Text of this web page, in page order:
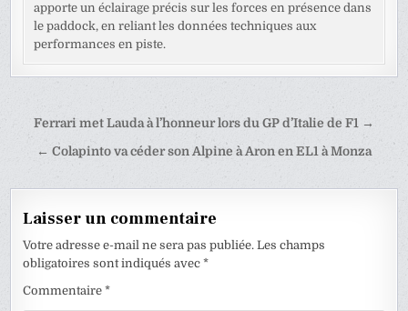
apporte un éclairage précis sur les forces en présence dans
le paddock, en reliant les données techniques aux
performances en piste.
Navigation
Ferrari met Lauda à l’honneur lors du GP d’Italie de F1 →
← Colapinto va céder son Alpine à Aron en EL1 à Monza
Laisser un commentaire
Votre adresse e-mail ne sera pas publiée. Les champs
obligatoires sont indiqués avec*
Commentaire*